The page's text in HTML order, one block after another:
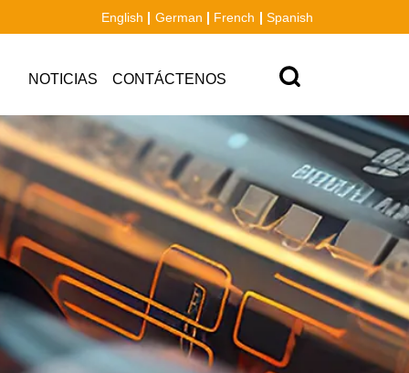
English German French Spanish
NOTICIAS CONTÁCTENOS